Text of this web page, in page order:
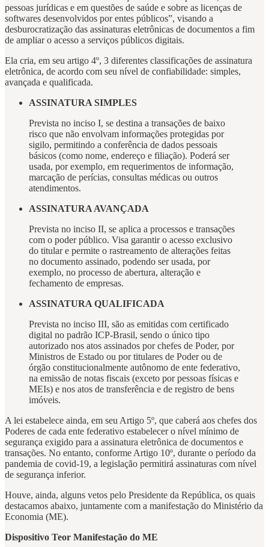
pessoas jurídicas e em questões de saúde e sobre as licenças de
softwares desenvolvidos por entes públicos”, visando a
desburocratização das assinaturas eletrônicas de documentos a fim
de ampliar o acesso a serviços públicos digitais.
Ela cria, em seu artigo 4º, 3 diferentes classificações de assinatura
eletrônica, de acordo com seu nível de confiabilidade: simples,
avançada e qualificada.
ASSINATURA SIMPLES
Prevista no inciso I, se destina a transações de baixo
risco que não envolvam informações protegidas por
sigilo, permitindo a conferência de dados pessoais
básicos (como nome, endereço e filiação). Poderá ser
usada, por exemplo, em requerimentos de informação,
marcação de perícias, consultas médicas ou outros
atendimentos.
ASSINATURA AVANÇADA
Prevista no inciso II, se aplica a processos e transações
com o poder público. Visa garantir o acesso exclusivo
do titular e permite o rastreamento de alterações feitas
no documento assinado, podendo ser usada, por
exemplo, no processo de abertura, alteração e
fechamento de empresas.
ASSINATURA QUALIFICADA
Prevista no inciso III, são as emitidas com certificado
digital no padrão ICP-Brasil, sendo o único tipo
autorizado nos atos assinados por chefes de Poder, por
Ministros de Estado ou por titulares de Poder ou de
órgão constitucionalmente autônomo de ente federativo,
na emissão de notas fiscais (exceto por pessoas físicas e
MEIs) e nos atos de transferência e de registro de bens
imóveis.
A lei estabelece ainda, em seu Artigo 5º, que caberá aos chefes dos
Poderes de cada ente federativo estabelecer o nível mínimo de
segurança exigido para a assinatura eletrônica de documentos e
transações. No entanto, conforme Artigo 10º, durante o período da
pandemia de covid-19, a legislação permitirá assinaturas com nível
de segurança inferior.
Houve, ainda, alguns vetos pelo Presidente da República, os quais
destacamos abaixo, juntamente com a manifestação do Ministério da
Economia (ME).
Dispositivo Teor Manifestação do ME